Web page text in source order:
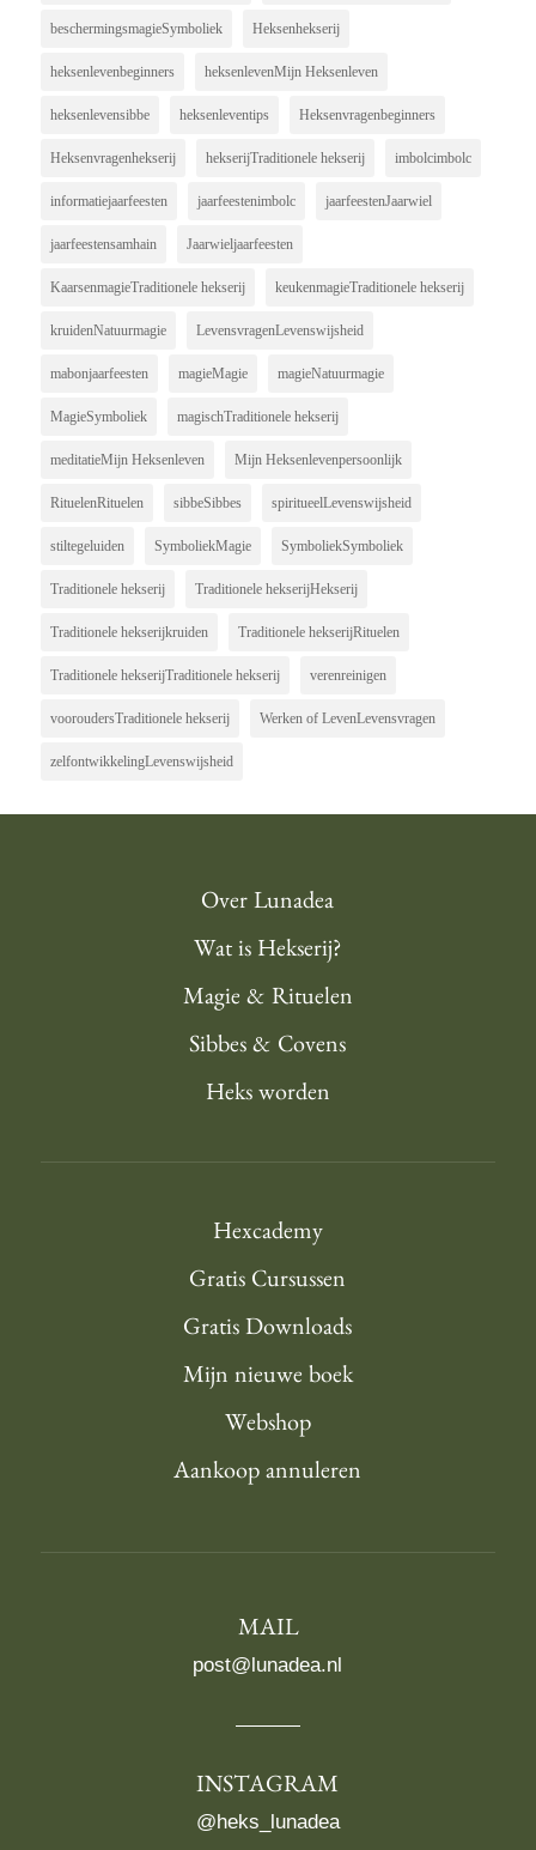
beschermingsmagieSymboliek Heksenhekserij
heksenlevenbeginners heksenlevenMijn Heksenleven
heksenlevensibbe heksenleventips Heksenvragenbeginners
Heksenvragenhekserij hekserijTraditionele hekserij imbolcimbolc
informatiejaarfeesten jaarfeestenimbolc jaarfeestenJaarwiel
jaarfeestensamhain Jaarwieljaarfeesten
KaarsenmagieTraditionele hekserij keukenmagieTraditionele hekserij
kruidenNatuurmagie LevensvragenLevenswijsheid
mabonjaarfeesten magieMagie magieNatuurmagie
MagieSymboliek magischTraditionele hekserij
meditatieMijn Heksenleven Mijn Heksenlevenpersoonlijk
RituelenRituelen sibbeSibbes spiritueelLevenswijsheid
stiltegeluiden SymboliekMagie SymboliekSymboliek
Traditionele hekserij Traditionele hekserijHekserij
Traditionele hekserijkruiden Traditionele hekserijRituelen
Traditionele hekserijTraditionele hekserij verenreinigen
vooroudersTraditionele hekserij Werken of LevenLevensvragen
zelfontwikkelingLevenswijsheid
Over Lunadea
Wat is Hekserij?
Magie & Rituelen
Sibbes & Covens
Heks worden
Hexcademy
Gratis Cursussen
Gratis Downloads
Mijn nieuwe boek
Webshop
Aankoop annuleren
MAIL
post@lunadea.nl
INSTAGRAM
@heks_lunadea